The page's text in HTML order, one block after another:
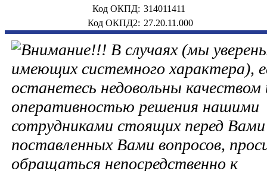
Код ОКПД: 314011411
Код ОКПД2: 27.20.11.000
В случаях (мы
имеющих системного характера),
останетесь недовольны качеством
оперативностью решения нашими
сотрудниками стоящих перед Вами
поставленных Вами вопросов,
обращаться непосредственно к